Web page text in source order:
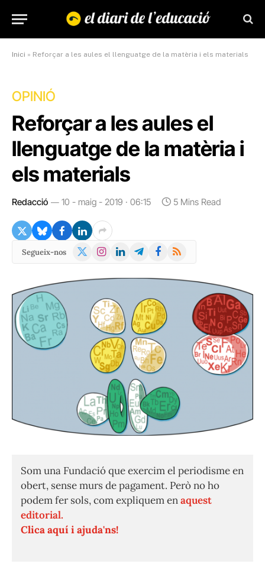
Inici » Reforçar a les aules el llenguatge de la matèria i els materials
OPINIÓ
Reforçar a les aules el
llenguatge de la matèria i
els materials
Redacció 10 - maig - 2019 · 06:15 5 Mins Read
Segueix-nos
X
Instagram
LinkedInTelegramFacebook
RSS
Som una Fundació que exercim el periodisme en
obert, sense murs de pagament. Però no ho
podem fer sols, com expliquem enaquest
editorial.
Clica aquí i ajuda'ns!